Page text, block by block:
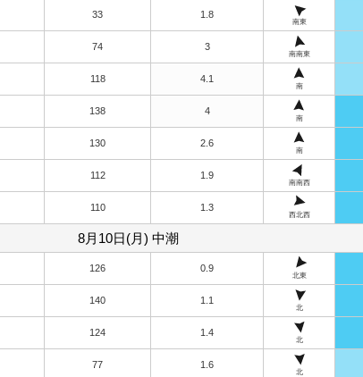
33 1.8
南東
74 3
南南東
118 4.1
南
138 4
南
130 2.6
南
112 1.9
南南西
110 1.3
西北西
8月10日(月) 中潮
126 0.9
北東
140 1.1
北
124 1.4
北
77 1.6
北